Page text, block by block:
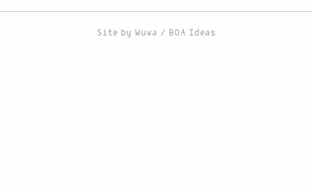
Site by Wuwa / BOA Ideas